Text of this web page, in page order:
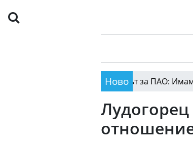
Ново
Голмайсторът за ПАО: Имаме пет